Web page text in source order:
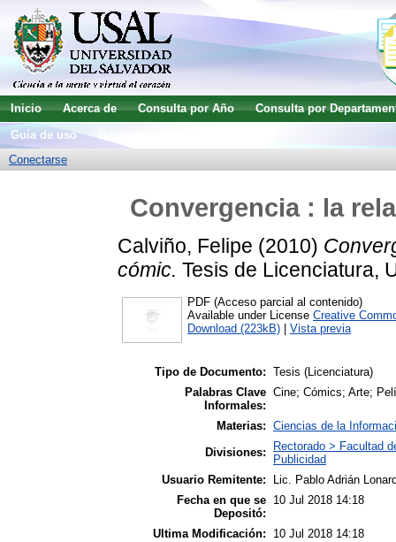
Inicio Acerca de Consulta por Año
Consulta por
Guía de uso
Conectarse
Convergencia : la
Calviño, Felipe (2010)
cómic. Tesis de Licenciatura,
PDF (Acceso parcial al contenido)
Available under License Creative
Download (223kB)
Vista previa
Tipo de Documento: Tesis (Licenciatura)
Palabras Clave
Informales:
Cine; Cómics; Arte;
Materias: Ciencias de la
Divisiones:
Rectorado > Facultad
Publicidad
Usuario Remitente:
Lic. Pablo Adrián
Fecha en que se
Depositó:
10 Jul 2018 14:18
Ultima Modificación:
10 Jul 2018 14:18